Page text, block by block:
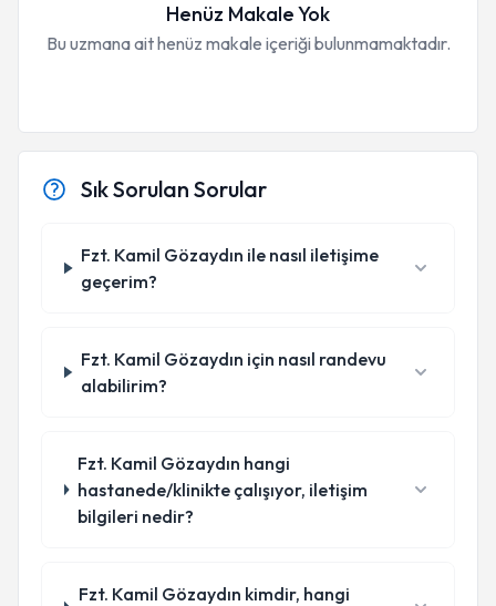
Henüz Makale Yok
Bu uzmana ait henüz makale içeriği bulunmamaktadır.
Sık Sorulan Sorular
Fzt. Kamil Gözaydın ile nasıl iletişime
geçerim?
Fzt. Kamil Gözaydın için nasıl randevu
alabilirim?
Fzt. Kamil Gözaydın hangi
hastanede/klinikte çalışıyor, iletişim
bilgileri nedir?
Fzt. Kamil Gözaydın kimdir, hangi